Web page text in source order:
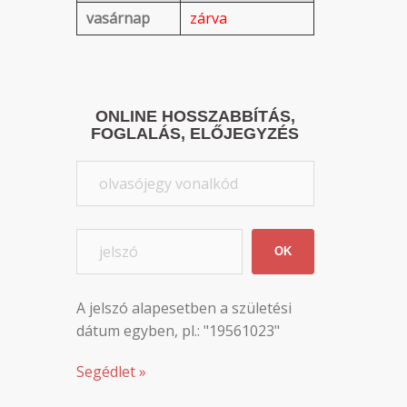
vasárnap
zárva
ONLINE HOSSZABBÍTÁS,
FOGLALÁS, ELŐJEGYZÉS
OK
A jelszó alapesetben a születési
dátum egyben, pl.: "19561023"
Segédlet »